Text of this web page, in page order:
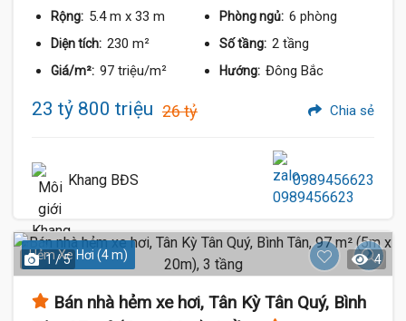
Rộng: 5.4 m x 33 m Phòng ngủ: 6 phòng
Diện tích: 230 m² Số tầng: 2 tầng
Giá/m²: 97 triệu/m² Hướng: Đông Bắc
23 tỷ 800 triệu 26 tỷ Chia sẻ
Khang BĐS 0989456623
Hẻm Xe Hơi (4 m)
1 / 5 4
Bán nhà hẻm xe hơi, Tân Kỳ Tân Quý, Bình